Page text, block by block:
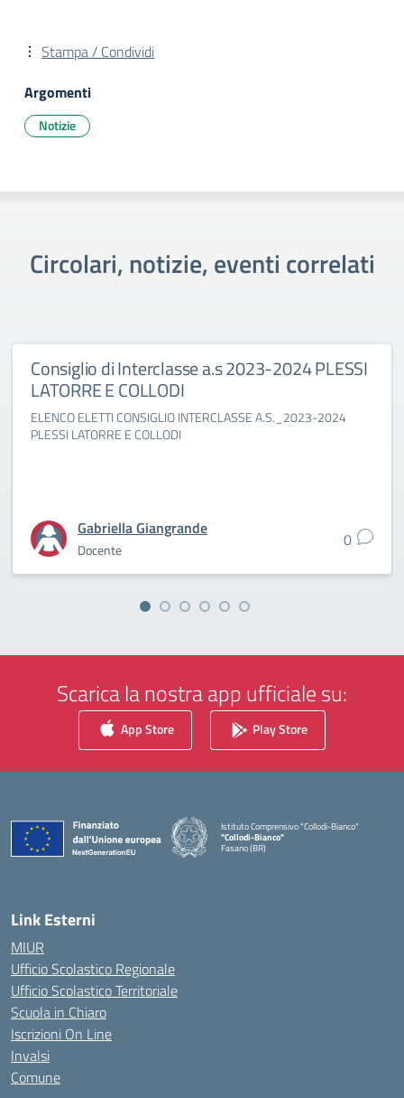
Stampa / Condividi
Argomenti
Notizie
Circolari, notizie, eventi correlati
Consiglio di Interclasse a.s 2023-2024 PLESSI
LATORRE E COLLODI
ELENCO ELETTI CONSIGLIO INTERCLASSE A.S._2023-2024
PLESSI LATORRE E COLLODI
Gabriella Giangrande
Docente 0
Scarica la nostra app ufficiale su:
App Store Play Store
Istituto Comprensivo "Collodi-Bianco"
"Collodi-Bianco"
Fasano (BR)
Link Esterni
MIUR
Ufficio Scolastico Regionale
Ufficio Scolastico Territoriale
Scuola in Chiaro
Iscrizioni On Line
Invalsi
Comune